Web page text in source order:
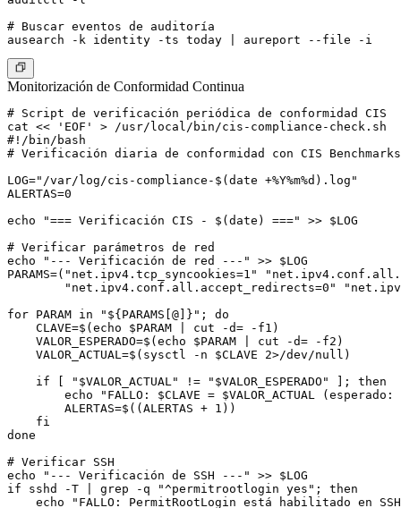
# Buscar eventos de auditoría
Monitorización de Conformidad Continua
# Script de verificación periódica de conformidad CIS
cat << 'EOF' > /usr/local/bin/cis-compliance-check.sh
#!/bin/bash
# Verificación diaria de conformidad con CIS Benchmarks
LOG="/var/log/cis-compliance-$(date +%Y%m%d).log"
ALERTAS=0
echo "=== Verificación CIS - $(date) ===" >> $LOG
# Verificar parámetros de red
echo "--- Verificación de red ---" >> $LOG
PARAMS=("net.ipv4.tcp_syncookies=1"
"net.ipv4.conf.all.accept_redirects=0"
for PARAM in "${PARAMS[@]}"; do
    CLAVE=$(echo $PARAM | cut -d= -f1)
    VALOR_ESPERADO=$(echo $PARAM | cut -d= -f2)
    VALOR_ACTUAL=$(sysctl -n $CLAVE 2>/dev/null)
    if [ "$VALOR_ACTUAL" != "$VALOR_ESPERADO" ]; then
echo "FALLO: $CLAVE = $VALOR_ACTUAL (esperado:
        ALERTAS=$((ALERTAS + 1))
    fi
done
# Verificar SSH
echo "--- Verificación de SSH ---" >> $LOG
if sshd -T | grep -q "^permitrootlogin yes"; then
echo "FALLO: PermitRootLogin está habilitado en